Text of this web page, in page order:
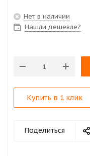
Нет в наличии
Нашли дешевле?
Купить в 1 клик
Поделиться